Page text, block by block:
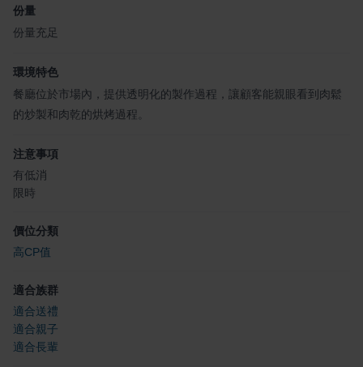
份量
份量充足
環境特色
餐廳位於市場內，提供透明化的製作過程，讓顧客能親眼看到肉鬆
的炒製和肉乾的烘烤過程。
注意事項
有低消
限時
價位分類
高CP值
適合族群
適合送禮
適合親子
適合長輩